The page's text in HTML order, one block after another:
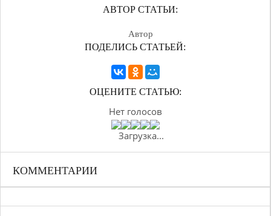
АВТОР СТАТЬИ:
Автор
ПОДЕЛИСЬ СТАТЬЕЙ:
ОЦЕНИТЕ СТАТЬЮ:
Нет голосов
Загрузка...
КОММЕНТАРИИ